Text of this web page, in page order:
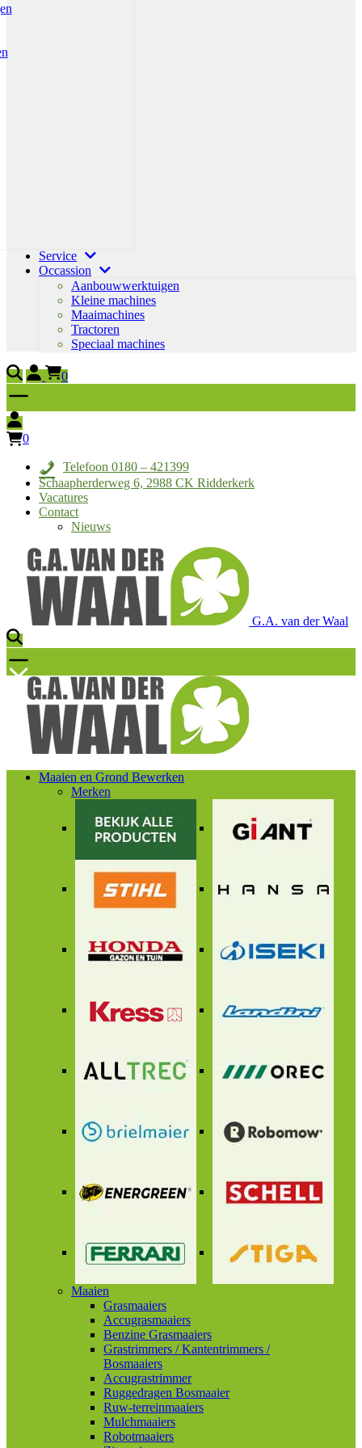
Service
Occassion
Aanbouwwerktuigen
Kleine machines
Maaimachines
Tractoren
Speciaal machines
0
0
Telefoon 0180 – 421399
Schaapherderweg 6, 2988 CK Ridderkerk
Vacatures
Contact
Nieuws
G.A. van der Waal
Maaien en Grond Bewerken
Merken
Maaien
Grasmaaiers
Accugrasmaaiers
Benzine Grasmaaiers
Grastrimmers / Kantentrimmers /
Bosmaaiers
Accugrastrimmer
Ruggedragen Bosmaaier
Ruw-terreinmaaiers
Mulchmaaiers
Robotmaaiers